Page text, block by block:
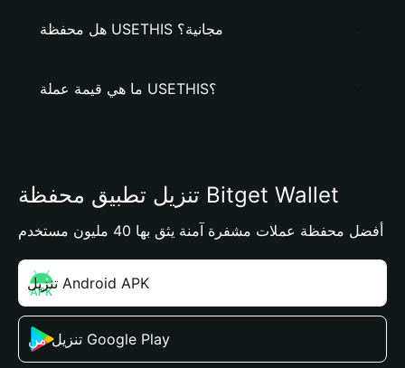
هل محفظة USETHIS مجانية؟
ما هي قيمة عملة USETHIS؟
تنزيل تطبيق محفظة Bitget Wallet
أفضل محفظة عملات مشفرة آمنة يثق بها 40 مليون مستخدم
تنزيل Android APK
تنزيل من Google Play